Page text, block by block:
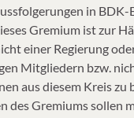
in BDK-
Gremium ist zur
einer Regierung
Mitgliedern bzw.
aus diesem Kreis zu
des Gremiums sollen